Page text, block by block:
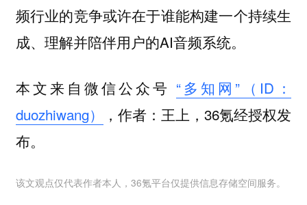
频行业的竞争或许在于谁能构建一个持续生
成、理解并陪伴用户的AI音频系统。
本文来自微信公众号 “多知网”（ID：
duozhiwang）
，作者：王上，36氪经授权发
布。
该文观点仅代表作者本人，36氪平台仅提供信息存储空间服务。